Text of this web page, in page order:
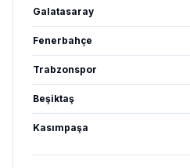
Galatasaray
Fenerbahçe
Trabzonspor
Beşiktaş
Kasımpaşa